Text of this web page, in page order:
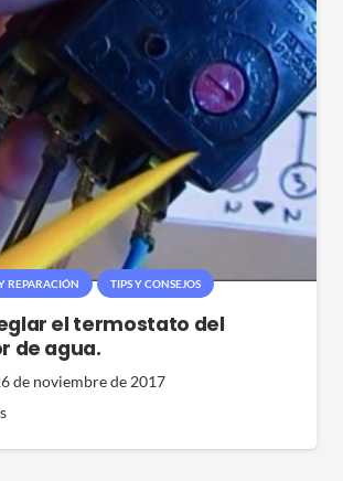
REPARACIÓN TIPS Y CONSEJOS
el termostato del
de agua.
de noviembre de 2017